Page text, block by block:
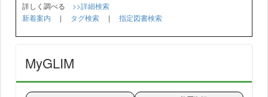
詳しく調べる >>詳細検索
新着案内
| タグ検索 | 指定図書検索
MyGLIM